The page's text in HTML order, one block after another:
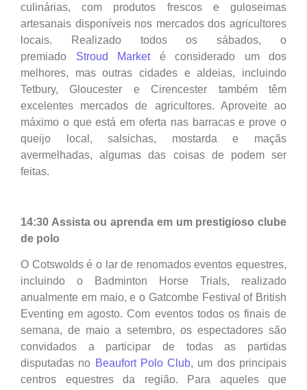
culinárias, com produtos frescos e guloseimas
artesanais disponíveis nos mercados dos agricultores
locais. Realizado todos os sábados, o
premiado Stroud Marketé considerado um dos
melhores, mas outras cidades e aldeias, incluindo
Tetbury, Gloucester e Cirencester também têm
excelentes mercados de agricultores. Aproveite ao
máximo o que está em oferta nas barracas e prove o
queijo local, salsichas, mostarda e maçãs
avermelhadas, algumas das coisas de podem ser
feitas.
14:30 Assista ou aprenda em um prestigioso clube
de polo
O Cotswolds é o lar de renomados eventos equestres,
incluindo o Badminton Horse Trials, realizado
anualmente em maio, e o Gatcombe Festival of British
Eventing em agosto. Com eventos todos os finais de
semana, de maio a setembro, os espectadores são
convidados a participar de todas as partidas
disputadas no Beaufort Polo Club, um dos principais
centros equestres da região. Para aqueles que